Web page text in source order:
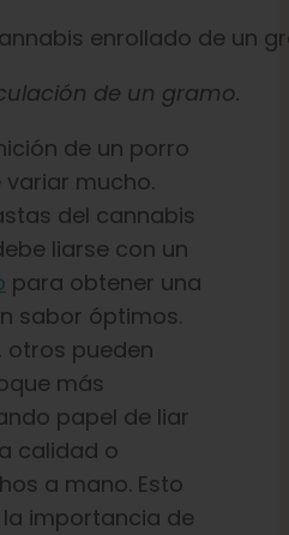
de un gramo.
de un porro
mucho.
del cannabis
liarse con un
para obtener una
sabor óptimos.
otros pueden
más
papel de liar
calidad o
a mano. Esto
importancia de